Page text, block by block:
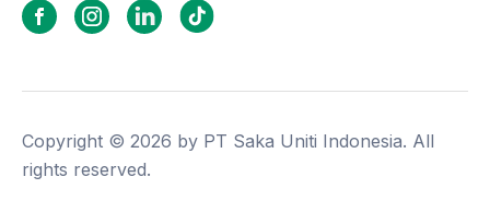
Copyright © 2026 by PT Saka Uniti Indonesia. All
rights reserved.